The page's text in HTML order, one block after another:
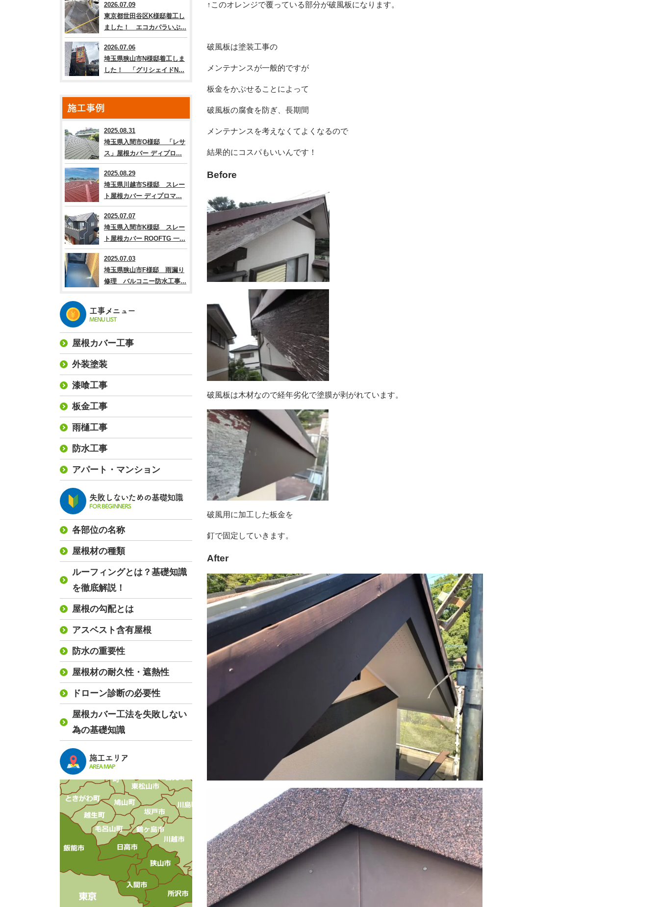
↑このオレンジで覆っている部分が破風板になります。
破風板は塗装工事の
メンテナンスが一般的ですが
板金をかぶせることによって
破風板の腐食を防ぎ、長期間
メンテナンスを考えなくてよくなるので
結果的にコスパもいいんです！
Before
破風板は木材なので経年劣化で塗膜が剥がれています。
破風用に加工した板金を
釘で固定していきます。
After
2026.07.09
東京都世田谷区K様邸着工し
ました！ エコカパラいぶ...
2026.07.06
埼玉県狭山市N様邸着工しま
した！ 「グリシェイドN...
施工事例
2025.08.31
埼玉県入間市O様邸 「レサ
ス」屋根カバー ディプロ...
2025.08.29
埼玉県川越市S様邸 スレー
ト屋根カバー ディプロマ...
2025.07.07
埼玉県入間市K様邸 スレー
ト屋根カバー ROOFTG 一...
2025.07.03
埼玉県狭山市F様邸 雨漏り
修理 バルコニー防水工事...
工事メニュー
MENU LIST
屋根カバー工事
外装塗装
漆喰工事
板金工事
雨樋工事
防水工事
アパート・マンション
失敗しないための基礎知識
FOR BEGINNERS
各部位の名称
屋根材の種類
ルーフィングとは？基礎知識
を徹底解説！
屋根の勾配とは
アスベスト含有屋根
防水の重要性
屋根材の耐久性・遮熱性
ドローン診断の必要性
屋根カバー工法を失敗しない
為の基礎知識
施工エリア
AREA MAP